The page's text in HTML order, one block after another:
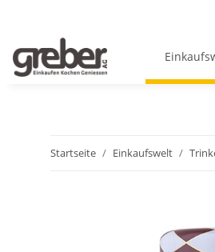
Startseite Einkaufswelt